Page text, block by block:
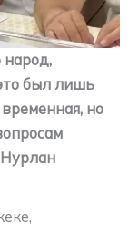
народ,
был лишь
но
Нурлан